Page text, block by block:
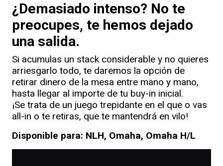
¿Demasiado intenso? No te
preocupes, te hemos dejado
una salida.
Si acumulas un stack considerable y no quieres
arriesgarlo todo, te daremos la opción de
retirar dinero de la mesa entre mano y mano,
hasta llegar al importe de tu buy-in inicial.
¡Se trata de un juego trepidante en el que o vas
all-in o te retiras, que te mantendrá en vilo!
Disponible para: NLH, Omaha, Omaha H/L